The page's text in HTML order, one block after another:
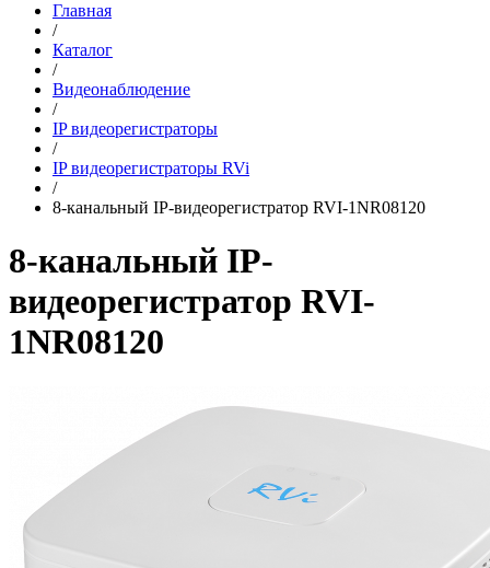
Главная
/
Каталог
/
Видеонаблюдение
/
IP видеорегистраторы
/
IP видеорегистраторы RVi
/
8-канальный IP-видеорегистратор RVI-1NR08120
8-канальный IP-
видеорегистратор RVI-
1NR08120